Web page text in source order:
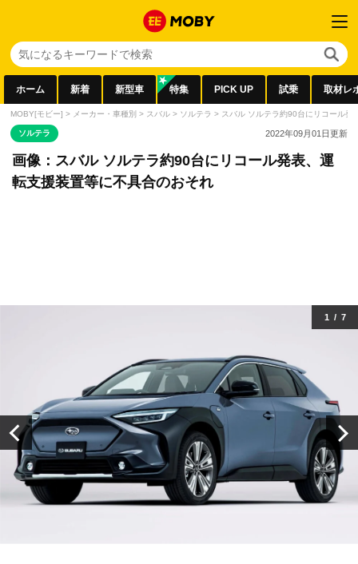
ホーム 新着 新型車 特集 PICK UP 試乗 取材レ
MOBY[モビー] > メーカー・車種別 > スバル > ソルテラ > スバル ソルテラ約90台にリコール発
ソルテラ 2022年09月01日更新
画像：スバル ソルテラ約90台にリコール発表、運
転支援装置等に不具合のおそれ
1 / 7